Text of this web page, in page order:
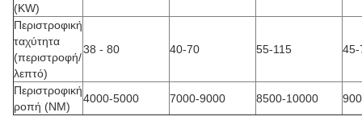
(KW)
Περιστροφική
ταχύτητα
(περιστροφή/
λεπτό)
38 - 80 40-70 55-115 45-
Περιστροφική
ροπή (NM)
4000-5000 7000-9000 8500-10000